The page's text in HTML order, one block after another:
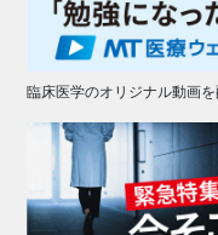
臨床医学のオリジナル動画を